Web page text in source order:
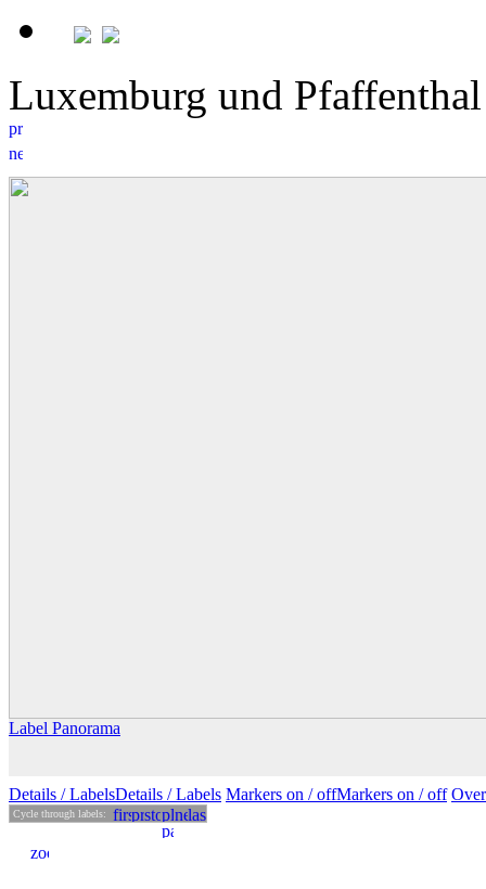
Luxemburg und
Label Panorama
Details / LabelsDetails /Labels Markers on /offMarkers on / off
Cycle through labels: